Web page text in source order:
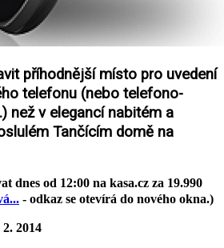
příhodnější místo pro uvedení
telefonu (nebo telefono-
než v elegancí nabitém a
Tančícím domě na
dnes od 12:00 na kasa.cz za 19.990
- odkaz se otevírá do nového okna.)
2014